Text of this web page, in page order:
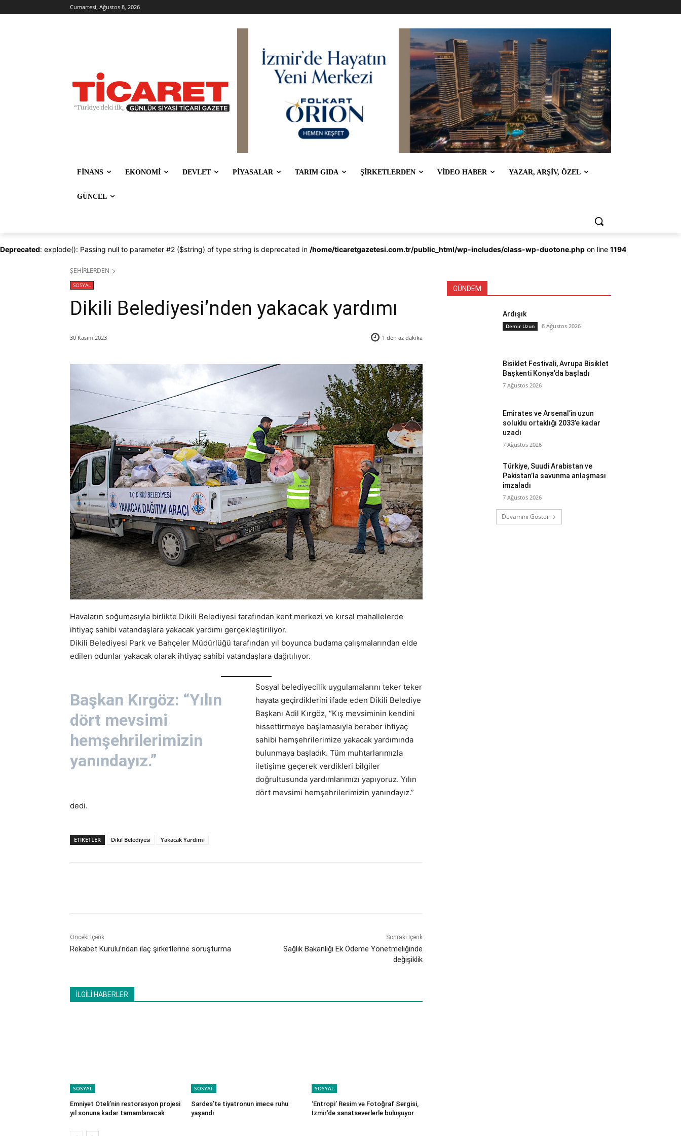
Cumartesi, Ağustos 8, 2026
FİNANS EKONOMİ DEVLET PİYASALAR TARIM GIDA ŞİRKETLERDEN VİDEO HABER YAZAR, ARŞİV, ÖZEL
GÜNCEL
Deprecated: explode(): Passing null to parameter #2 ($string) of type string is deprecated in /home/ticaretgazetesi.com.tr/public_html/wp-includes/class-wp-duotone.php on line 1194
ŞEHİRLERDEN
SOSYAL
Dikili Belediyesi’nden yakacak yardımı
30 Kasım 2023 1 den az dakika
Havaların soğumasıyla birlikte Dikili Belediyesi tarafından kent merkezi ve kırsal mahallelerde
ihtiyaç sahibi vatandaşlara yakacak yardımı gerçekleştiriliyor.
Dikili Belediyesi Park ve Bahçeler Müdürlüğü tarafından yıl boyunca budama çalışmalarından elde
edilen odunlar yakacak olarak ihtiyaç sahibi vatandaşlara dağıtılıyor.
Başkan Kırgöz: “Yılın
dört mevsimi
hemşehrilerimizin
yanındayız.”
Sosyal belediyecilik uygulamalarını teker teker
hayata geçirdiklerini ifade eden Dikili Belediye
Başkanı Adil Kırgöz, “Kış mevsiminin kendini
hissettirmeye başlamasıyla beraber ihtiyaç
sahibi hemşehrilerimize yakacak yardımında
bulunmaya başladık. Tüm muhtarlarımızla
iletişime geçerek verdikleri bilgiler
doğrultusunda yardımlarımızı yapıyoruz. Yılın
dört mevsimi hemşehrilerimizin yanındayız.”
dedi.
ETİKETLER Dikil Belediyesi Yakacak Yardımı
Önceki İçerik
Rekabet Kurulu’ndan ilaç şirketlerine soruşturma
Sonraki İçerik
Sağlık Bakanlığı Ek Ödeme Yönetmeliğinde
değişiklik
İLGİLİ HABERLER
SOSYAL
Emniyet Oteli’nin restorasyon projesi
yıl sonuna kadar tamamlanacak
SOSYAL
Sardes’te tiyatronun imece ruhu
yaşandı
SOSYAL
‘Entropi’ Resim ve Fotoğraf Sergisi,
İzmir’de sanatseverlerle buluşuyor
GÜNDEM
Ardışık
Demir Uzun 8 Ağustos 2026
Bisiklet Festivali, Avrupa Bisiklet
Başkenti Konya’da başladı
7 Ağustos 2026
Emirates ve Arsenal’in uzun
soluklu ortaklığı 2033’e kadar
uzadı
7 Ağustos 2026
Türkiye, Suudi Arabistan ve
Pakistan’la savunma anlaşması
imzaladı
7 Ağustos 2026
Devamını Göster